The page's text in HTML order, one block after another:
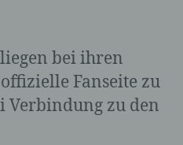
liegen bei ihren
Fanseite zu
Verbindung zu den